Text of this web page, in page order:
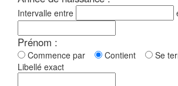
Intervalle entre
Prénom :
Commence par Contient
Se
Libellé exact